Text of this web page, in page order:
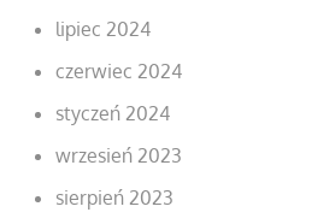
lipiec 2024
czerwiec 2024
styczeń 2024
wrzesień 2023
sierpień 2023